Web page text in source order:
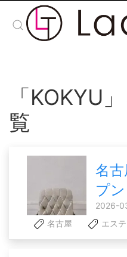
「KOKYU
覧
名
プン
2026-
名古屋
エステ